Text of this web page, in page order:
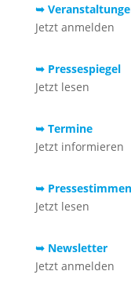
➥
Jetzt anmelden
➥ Pressespiegel
Jetzt lesen
➥ Termine
Jetzt informieren
➥ Pressestimmen
Jetzt lesen
➥ Newsletter
Jetzt anmelden